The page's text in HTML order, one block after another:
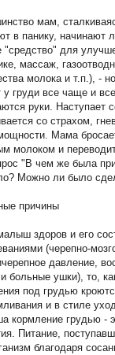
мам,
в панику, начинают
"средство" для
массаж,
молока и т.п.), -
у груди все чаще и
руки. Наступает
со страхом,
Мама
молоком и
"В чем же была
Можно ли было
причины
здоров и его
(черепно-
давление,
больные ушки), то,
под грудью
и в стиле
кормление грудью -
Питание,
благодаря